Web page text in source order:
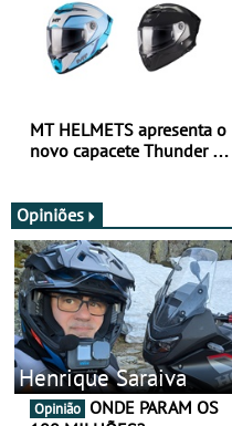
MT HELMETS apresenta o
novo capacete Thunder 4 R
Opiniões
Henrique Saraiva
Opinião